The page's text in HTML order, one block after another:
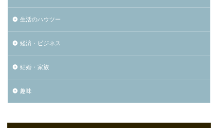
生活のハウツー
経済・ビジネス
結婚・家族
趣味